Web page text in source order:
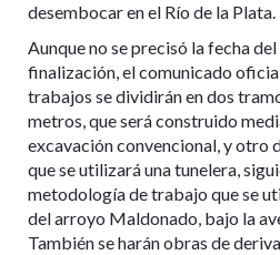
desembocar en el Río de la Plata.
Aunque no se precisó la fecha
finalización, el comunicado
trabajos se dividirán en dos
metros, que será construido
excavación convencional, y otro
que se utilizará una tunelera,
metodología de trabajo que se
del arroyo Maldonado, bajo la
También se harán obras de